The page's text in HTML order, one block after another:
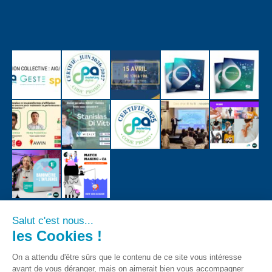
Salut c'est nous...
les Cookies !
On a attendu d'être sûrs que le contenu de ce site vous intéresse
avant de vous déranger, mais on aimerait bien vous accompagner